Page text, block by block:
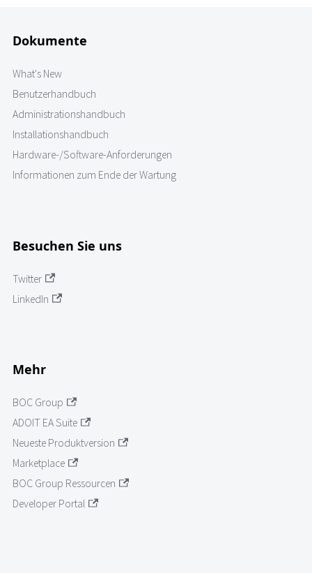
Dokumente
What's New
Benutzerhandbuch
Administrationshandbuch
Installationshandbuch
Hardware-/Software-Anforderungen
Informationen zum Ende der Wartung
Besuchen Sie uns
Twitter
LinkedIn
Mehr
BOC Group
ADOIT EA Suite
Neueste Produktversion
Marketplace
BOC Group Ressourcen
Developer Portal